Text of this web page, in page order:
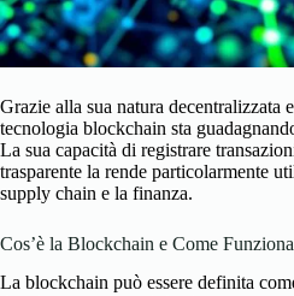
Grazie alla sua natura decentralizzata
tecnologia blockchain sta
La sua capacità di registrare
trasparente la rende particolarmente
supply chain e la finanza.
Cos’è la Blockchain e Come Funziona
La blockchain può essere definita